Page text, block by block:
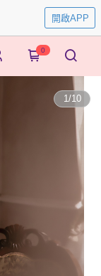
開啟APP
0
1/10